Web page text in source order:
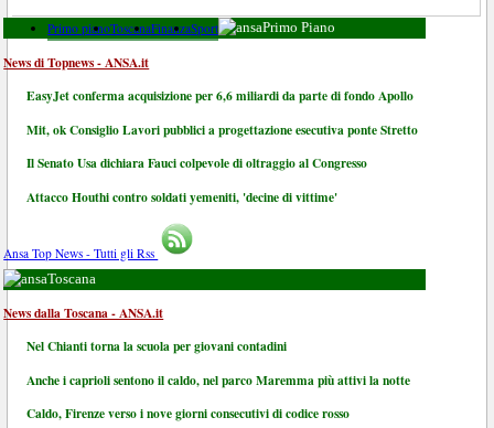
Primo pianoToscanaFinanzaSport Primo Piano
News di Topnews - ANSA.it
EasyJet conferma acquisizione per 6,6 miliardi da parte di fondo Apollo
Mit, ok Consiglio Lavori pubblici a progettazione esecutiva ponte Stretto
Il Senato Usa dichiara Fauci colpevole di oltraggio al Congresso
Attacco Houthi contro soldati yemeniti, 'decine di vittime'
Ansa Top News - Tutti gli Rss
Toscana
News dalla Toscana - ANSA.it
Nel Chianti torna la scuola per giovani contadini
Anche i caprioli sentono il caldo, nel parco Maremma più attivi la notte
Caldo, Firenze verso i nove giorni consecutivi di codice rosso